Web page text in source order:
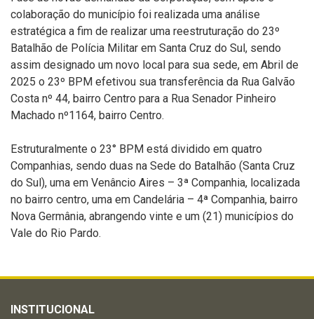
colaboração do município foi realizada uma análise
estratégica a fim de realizar uma reestruturação do 23º
Batalhão de Polícia Militar em Santa Cruz do Sul, sendo
assim designado um novo local para sua sede, em Abril de
2025 o 23º BPM efetivou sua transferência da Rua Galvão
Costa nº 44, bairro Centro para a Rua Senador Pinheiro
Machado nº1164, bairro Centro.
Estruturalmente o 23° BPM está dividido em quatro
Companhias, sendo duas na Sede do Batalhão (Santa Cruz
do Sul), uma em Venâncio Aires – 3ª Companhia, localizada
no bairro centro, uma em Candelária – 4ª Companhia, bairro
Nova Germânia, abrangendo vinte e um (21) municípios do
Vale do Rio Pardo.
INSTITUCIONAL